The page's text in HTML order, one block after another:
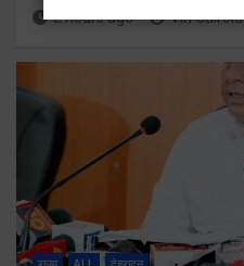
2 hours ago Viri Gairola